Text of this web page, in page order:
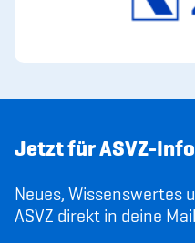
Jetzt für ASVZ-
Neues, Wissenswertes
ASVZ direkt in deine